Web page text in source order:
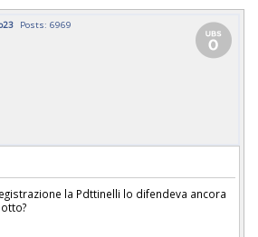
Posts: 6969
la Pdttinelli lo difendeva ancora